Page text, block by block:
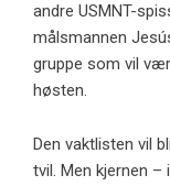
andre USMNT-
målsmannen
gruppe som vil
høsten.
Den vaktlisten vil
tvil. Men kjernen